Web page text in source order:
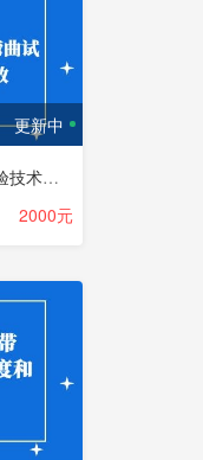
更新中
2021年拉伸试验技术与弯曲试验技术培训班视频回放
2000元